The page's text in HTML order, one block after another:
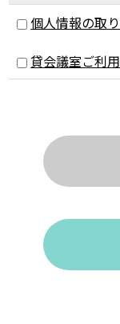
個人情報の取
貸会議室ご利